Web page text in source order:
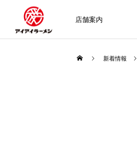
店舗案内
新着情報